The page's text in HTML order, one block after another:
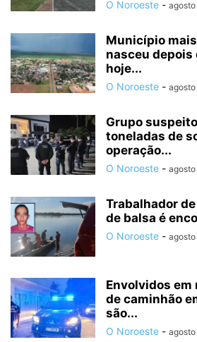
O Noroeste -
Município
nasceu depois
hoje...
O Noroeste -
Grupo
toneladas de
operação...
O Noroeste -
Trabalhador
de balsa é
O Noroeste -
Envolvidos em
de caminhão
são...
O Noroeste -